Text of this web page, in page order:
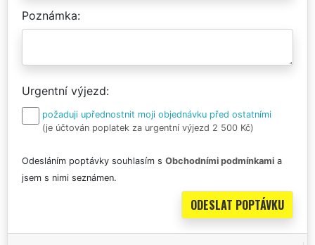
Poznámka
Urgentní výjezd
požaduji upřednostnit moji objednávku před ostatními
(je účtován poplatek za urgentní výjezd 2 500 Kč)
Odesláním poptávky souhlasím s Obchodními podmínkami a
jsem s nimi seznámen.